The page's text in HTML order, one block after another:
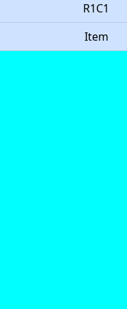
R1C1
Item